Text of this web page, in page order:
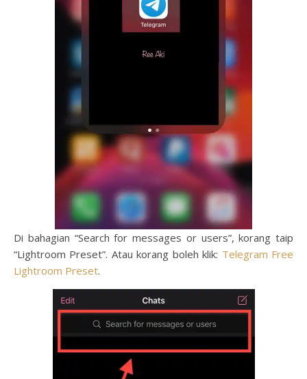
Di bahagian “Search for messages or users”, korang taip
“Lightroom Preset”. Atau korang boleh klik: Telegram Free
Lightroom Preset.